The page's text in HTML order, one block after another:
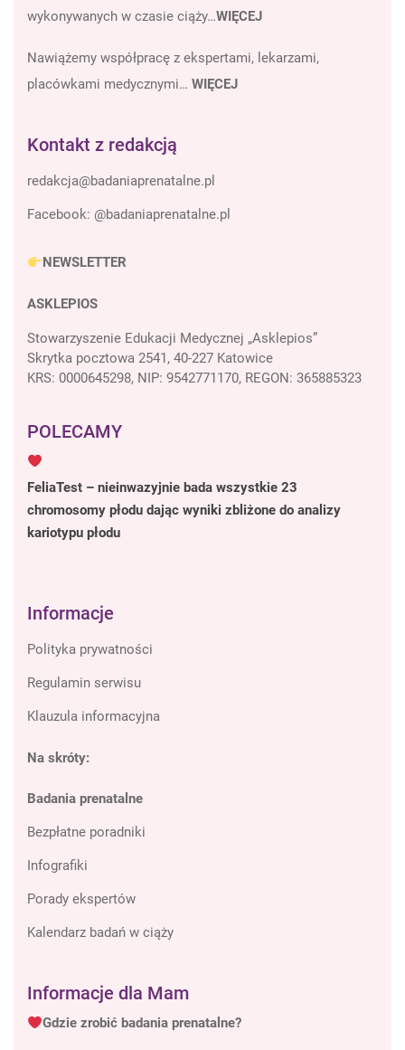
wykonywanych w czasie ciąży…WIĘCEJ
Nawiążemy współpracę z ekspertami, lekarzami,
placówkami medycznymi… WIĘCEJ
Kontakt z redakcją
Facebook: @badaniaprenatalne.pl
NEWSLETTER
ASKLEPIOS
Stowarzyszenie Edukacji Medycznej „Asklepios”
Skrytka pocztowa 2541, 40-227 Katowice
KRS: 0000645298, NIP: 9542771170, REGON: 365885323
POLECAMY
FeliaTest – nieinwazyjnie bada wszystkie 23
chromosomy płodu dając wyniki zbliżone do analizy
kariotypu płodu
Informacje
Polityka prywatności
Regulamin serwisu
Klauzula informacyjna
Na skróty:
Badania prenatalne
Bezpłatne poradniki
Infografiki
Porady ekspertów
Kalendarz badań w ciąży
Informacje dla Mam
Gdzie zrobić badania prenatalne?